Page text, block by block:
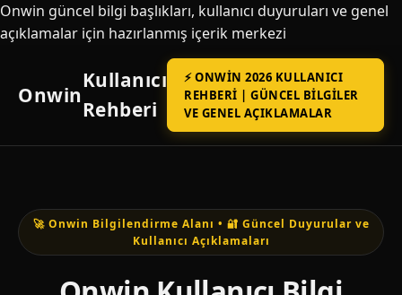
Onwin güncel bilgi başlıkları, kullanıcı duyuruları ve genel
açıklamalar için hazırlanmış içerik merkezi
Onwin
Kullanıcı
Rehberi
⚡ ONWIN 2026 KULLANICI
REHBERI | GÜNCEL BILGILER
VE GENEL AÇIKLAMALAR
🚀 Onwin Bilgilendirme Alanı • 🔐 Güncel Duyurular ve
Kullanıcı Açıklamaları